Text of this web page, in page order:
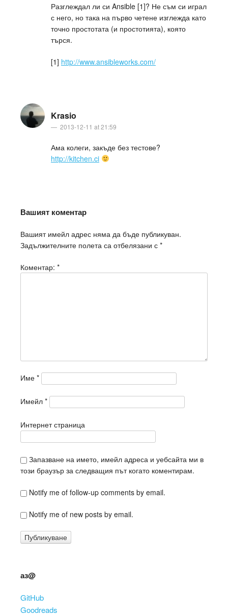
Разглеждал ли си Ansible [1]? Не съм си играл
с него, но така на първо четене изглежда като
точно простотата (и простотията), която
търся.
[1] http://www.ansibleworks.com/
Krasio
2013-12-11 at 21:59
Ама колеги, закъде без тестове?
http://kitchen.ci
Вашият коментар
Вашият имейл адрес няма да бъде публикуван.
Задължителните полета са отбелязани с *
Коментар: *
Име *
Имейл *
Интернет страница
Запазване на името, имейл адреса и уебсайта ми в
този браузър за следващия път когато коментирам.
Notify me of follow-up comments by email.
Notify me of new posts by email.
аз@
GitHub
Goodreads